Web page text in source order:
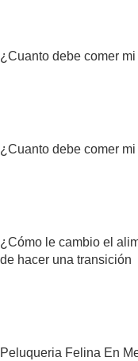
¿Cuanto debe comer
¿Cuanto debe comer
¿Cómo le cambio el
de hacer una transición
Peluqueria Felina En